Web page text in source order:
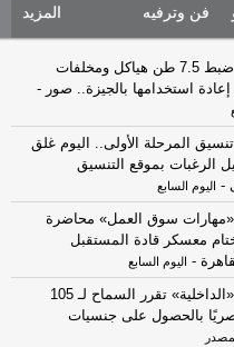
فن وترفيه المزيد
ضبط 7.5 طن هياكل ومخلفات
استخدامها بالجيزة.. صور -
تنسيق المرحلة الأولى.. اليوم غلق
الرغبات بموقع التنسيق
- اليوم السابع
«مهارات سوق العمل» محاضرة
معسكر قادة المستقبل
- اليوم السابع
«الداخلية» تقرر السماح لـ 105
بالحصول على جنسيات